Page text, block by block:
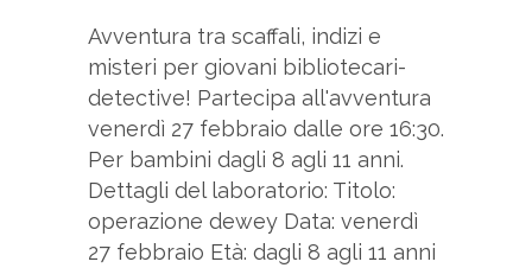
Avventura tra scaffali, indizi e
misteri per giovani bibliotecari-
detective! Partecipa all'avventura
venerdì 27 febbraio dalle ore 16:30.
Per bambini dagli 8 agli 11 anni.
Dettagli del laboratorio: Titolo:
operazione dewey Data: venerdì
27 febbraio Età: dagli 8 agli 11 anni